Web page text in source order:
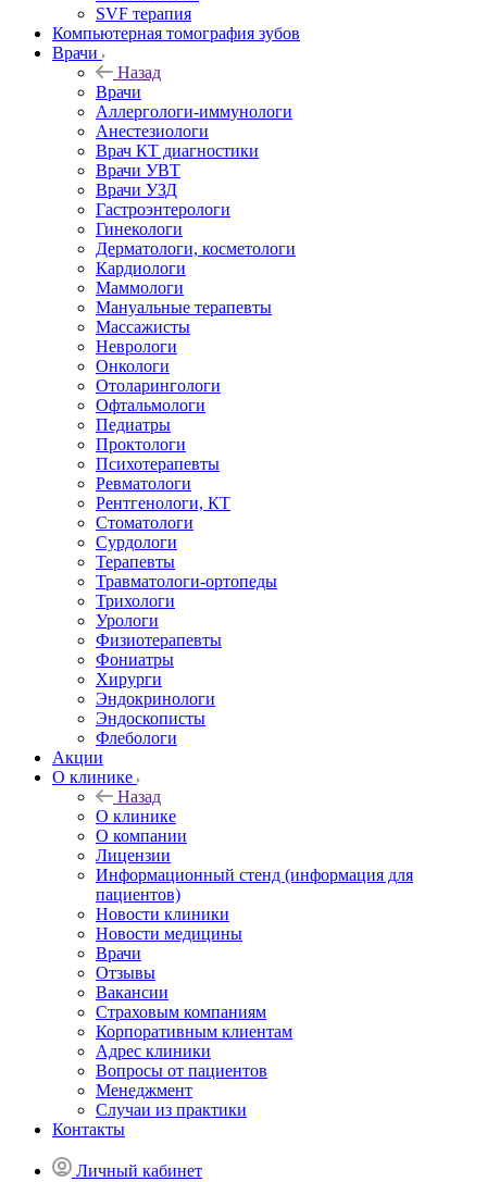
SVF терапия
Компьютерная томография зубов
Врачи
Назад
Врачи
Аллергологи-иммунологи
Анестезиологи
Врач КТ диагностики
Врачи УВТ
Врачи УЗД
Гастроэнтерологи
Гинекологи
Дерматологи, косметологи
Кардиологи
Маммологи
Мануальные терапевты
Массажисты
Неврологи
Онкологи
Отоларингологи
Офтальмологи
Педиатры
Проктологи
Психотерапевты
Ревматологи
Рентгенологи, КТ
Стоматологи
Сурдологи
Терапевты
Травматологи-ортопеды
Трихологи
Урологи
Физиотерапевты
Фониатры
Хирурги
Эндокринологи
Эндоскописты
Флебологи
Акции
О клинике
Назад
О клинике
О компании
Лицензии
Информационный стенд (информация для
пациентов)
Новости клиники
Новости медицины
Врачи
Отзывы
Вакансии
Страховым компаниям
Корпоративным клиентам
Адрес клиники
Вопросы от пациентов
Менеджмент
Случаи из практики
Контакты
Личный кабинет